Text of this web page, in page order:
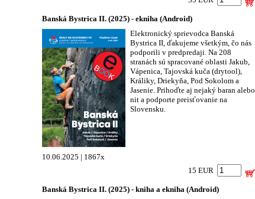
Banská Bystrica II. (2025) - ekniha (Android)
Elektronický sprievodca Banská
Bystrica II, ďakujeme všetkým, čo nás
podporili v predpredaji. Na 208
stranách sú spracované oblasti Jakub,
Vápenica, Tajovská kuča (drytool),
Králiky, Driekyňa, Pod Sokolom a
Jasenie. Prihoďte aj nejaký baran alebo
nit a podporte preisťovanie na
Slovensku.
10.06.2025 | 1867x
15 EUR
Banská Bystrica II. (2025) - kniha a ekniha (Android)